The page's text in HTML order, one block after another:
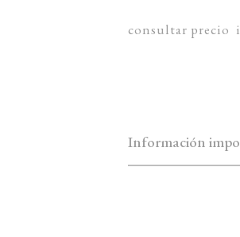
consultar precio
Información